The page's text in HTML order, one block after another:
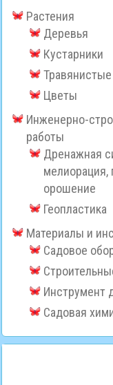
Растения
Деревья
Кустарники
Травянистые
Цветы
Инженерно-
работы
Дренажная
мелиорация,
орошение
Геопластика
Материалы и
Садовое
Инструмент
Садовая